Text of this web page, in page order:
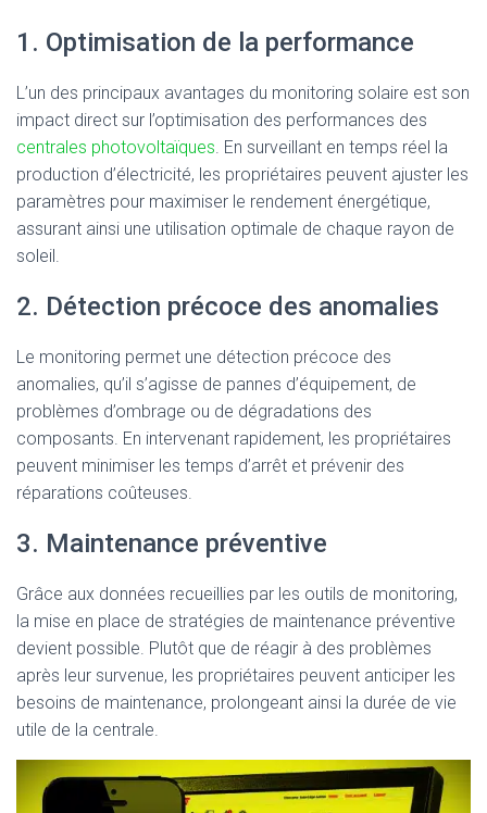
1. Optimisation de la performance
L’un des principaux avantages du monitoring solaire est son
impact direct sur l’optimisation des performances des
centrales photovoltaïques. En surveillant en temps réel la
production d’électricité, les propriétaires peuvent ajuster les
paramètres pour maximiser le rendement énergétique,
assurant ainsi une utilisation optimale de chaque rayon de
soleil.
2. Détection précoce des anomalies
Le monitoring permet une détection précoce des
anomalies, qu’il s’agisse de pannes d’équipement, de
problèmes d’ombrage ou de dégradations des
composants. En intervenant rapidement, les propriétaires
peuvent minimiser les temps d’arrêt et prévenir des
réparations coûteuses.
3. Maintenance préventive
Grâce aux données recueillies par les outils de monitoring,
la mise en place de stratégies de maintenance préventive
devient possible. Plutôt que de réagir à des problèmes
après leur survenue, les propriétaires peuvent anticiper les
besoins de maintenance, prolongeant ainsi la durée de vie
utile de la centrale.